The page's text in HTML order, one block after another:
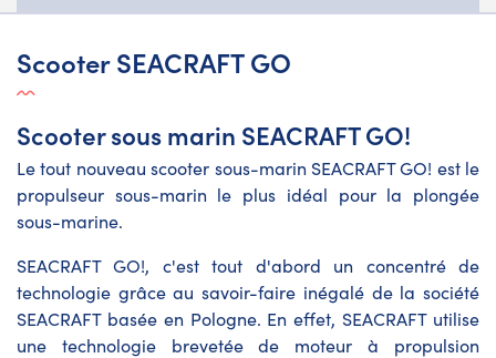
Scooter SEACRAFT GO
Scooter sous marin SEACRAFT GO!
Le tout nouveau scooter sous-marin SEACRAFT GO! est le
propulseur sous-marin le plus idéal pour la plongée
sous-marine.
SEACRAFT GO!, c'est tout d'abord un concentré de
technologie grâce au savoir-faire inégalé de la société
SEACRAFT basée en Pologne. En effet, SEACRAFT utilise
une technologie brevetée de moteur à propulsion